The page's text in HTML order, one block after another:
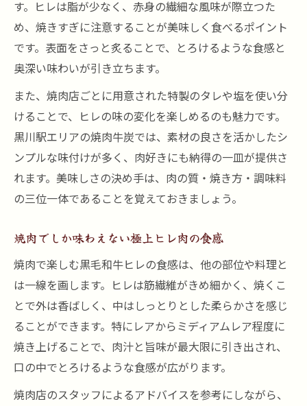
す。ヒレは脂が少なく、赤身の繊細な風味が際立つた
め、焼きすぎに注意することが美味しく食べるポイント
です。表面をさっと炙ることで、とろけるような食感と
奥深い味わいが引き立ちます。
また、焼肉店ごとに用意された特製のタレや塩を使い分
けることで、ヒレの味の変化を楽しめるのも魅力です。
黒川駅エリアの焼肉牛炭では、素材の良さを活かしたシ
ンプルな味付けが多く、肉好きにも納得の一皿が提供さ
れます。美味しさの決め手は、肉の質・焼き方・調味料
の三位一体であることを覚えておきましょう。
焼肉でしか味わえない極上ヒレ肉の食感
焼肉で楽しむ黒毛和牛ヒレの食感は、他の部位や料理と
は一線を画します。ヒレは筋繊維がきめ細かく、焼くこ
とで外は香ばしく、中はしっとりとした柔らかさを感じ
ることができます。特にレアからミディアムレア程度に
焼き上げることで、肉汁と旨味が最大限に引き出され、
口の中でとろけるような食感が広がります。
焼肉店のスタッフによるアドバイスを参考にしながら、